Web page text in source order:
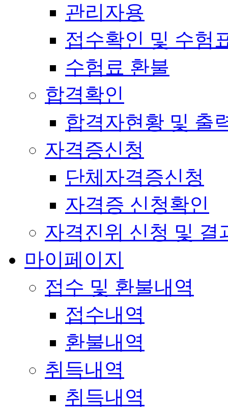
관리자용
접수확인 및 수험
수험료 환불
합격확인
합격자현황 및 출
자격증신청
단체자격증신청
자격증 신청확인
자격진위 신청 및 결
마이페이지
접수 및 환불내역
접수내역
환불내역
취득내역
취득내역